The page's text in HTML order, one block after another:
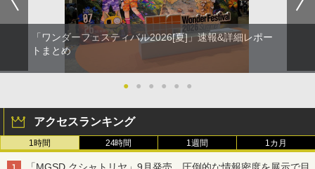
「ワンダーフェスティバル2026[夏]」速報&詳細レポー
トまとめ
● ● ● ● ● ●
アクセスランキング
1時間 24時間 1週間 1カ月